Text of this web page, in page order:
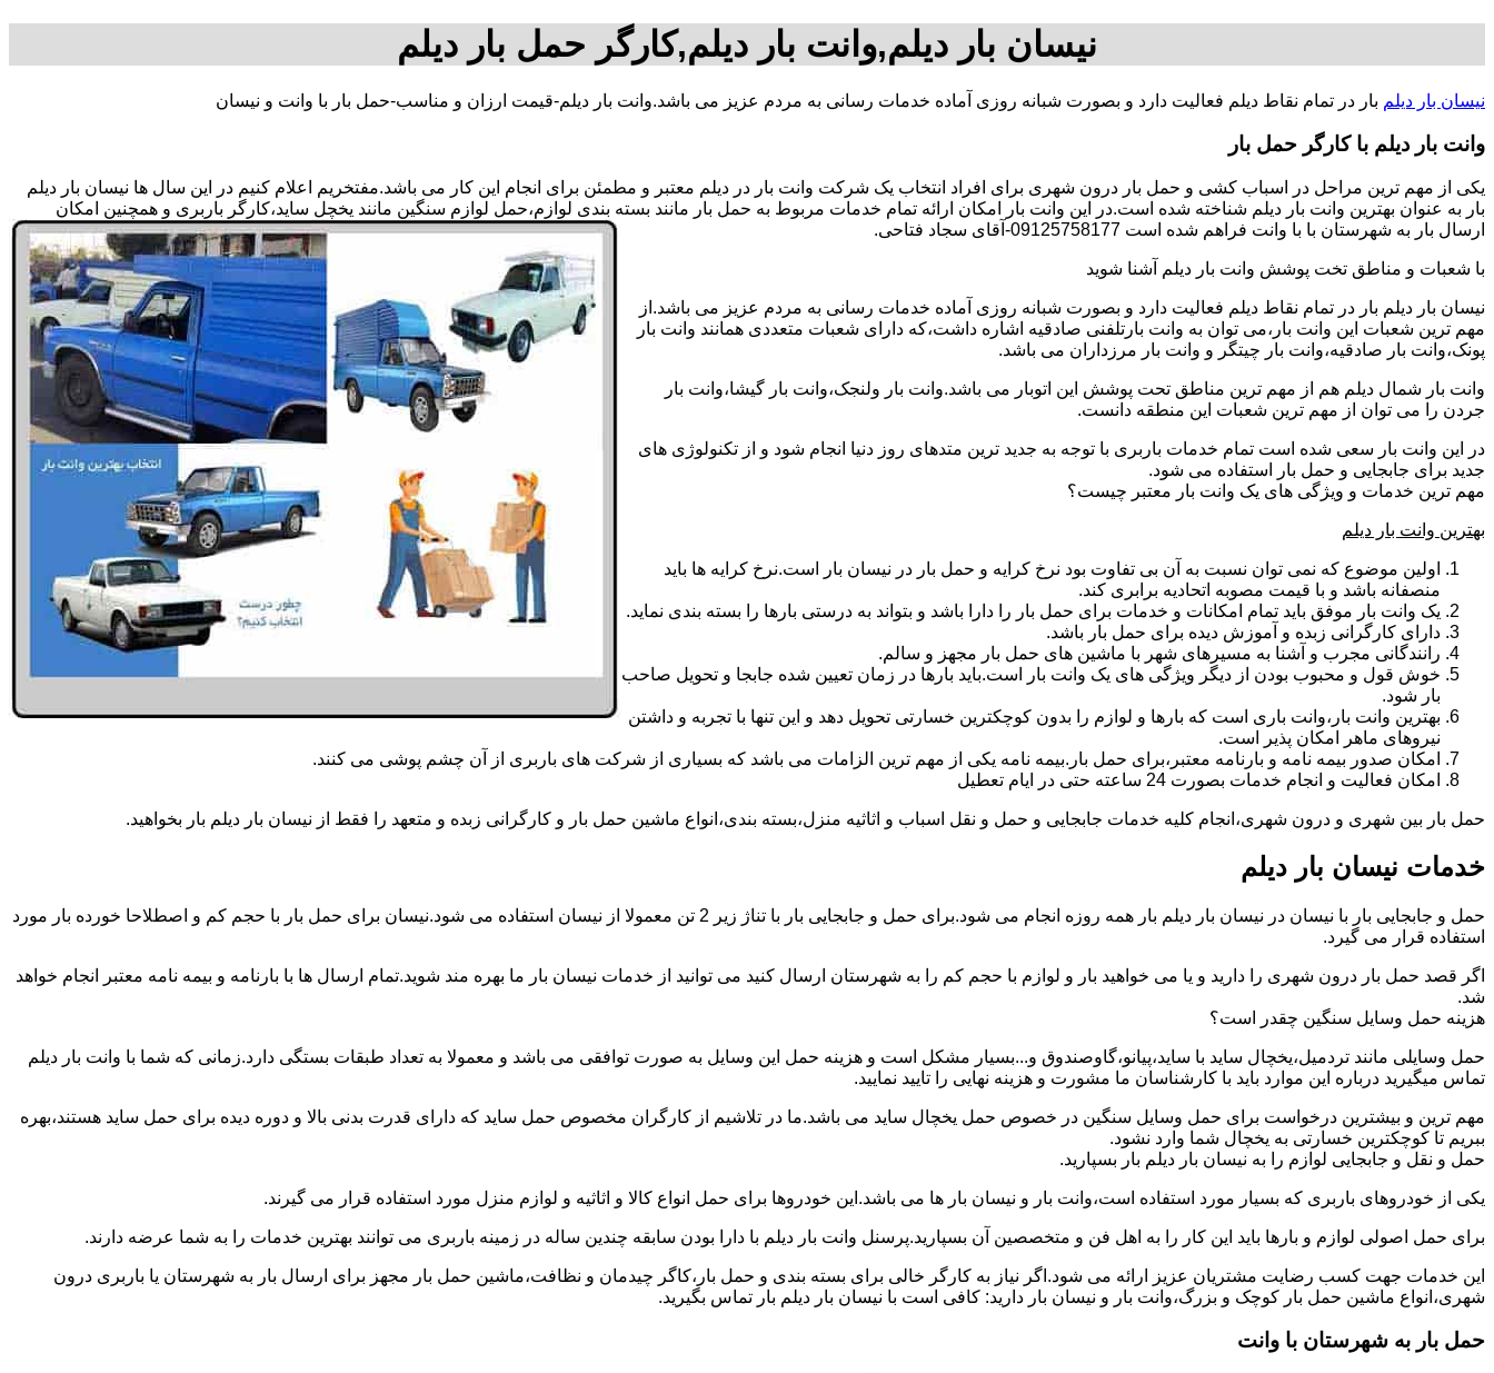
نیسان بار دیلم,وانت بار دیلم,کارگر حمل بار دیلم
نیسان بار دیلم بار در تمام نقاط دیلم فعالیت دارد و بصورت شبانه روزی آماده خدمات رسانی به مردم عزیز می باشد.وانت بار دیلم-قیمت ارزان و مناسب-حمل بار با وانت و نیسان
وانت بار دیلم با کارگر حمل بار
یکی از مهم ترین مراحل در اسباب کشی و حمل بار درون شهری برای افراد انتخاب یک شرکت وانت بار در دیلم معتبر و مطمئن برای انجام این کار می باشد.مفتخریم اعلام کنیم در این سال ها نیسان بار دیلم
بار به عنوان بهترین وانت بار دیلم شناخته شده است.در این وانت بار امکان ارائه تمام خدمات مربوط به حمل بار مانند بسته بندی لوازم،حمل لوازم سنگین مانند یخچل ساید،کارگر باربری و همچنین امکان
ارسال بار به شهرستان با با وانت فراهم شده است 09125758177-آقای سجاد فتاحی.
با شعبات و مناطق تخت پوشش وانت بار دیلم آشنا شوید
نیسان بار دیلم بار در تمام نقاط دیلم فعالیت دارد و بصورت شبانه روزی آماده خدمات رسانی به مردم عزیز می باشد.از
مهم ترین شعبات این وانت بار،می توان به وانت بارتلفنی صادقیه اشاره داشت،که دارای شعبات متعددی همانند وانت بار
پونک،وانت بار صادقیه،وانت بار چیتگر و وانت بار مرزداران می باشد.
وانت بار شمال دیلم هم از مهم ترین مناطق تحت پوشش این اتوبار می باشد.وانت بار ولنجک،وانت بار گیشا،وانت بار
جردن را می توان از مهم ترین شعبات این منطقه دانست.
در این وانت بار سعی شده است تمام خدمات باربری با توجه به جدید ترین متدهای روز دنیا انجام شود و از تکنولوژی های
جدید برای جابجایی و حمل بار استفاده می شود.
مهم ترین خدمات و ویژگی های یک وانت بار معتبر چیست؟
بهترین وانت بار دیلم
اولین موضوع که نمی توان نسبت به آن بی تفاوت بود نرخ کرایه و حمل بار در نیسان بار است.نرخ کرایه ها باید
منصفانه باشد و با قیمت مصوبه اتحادیه برابری کند.
یک وانت بار موفق باید تمام امکانات و خدمات برای حمل بار را دارا باشد و بتواند به درستی بارها را بسته بندی نماید.
دارای کارگرانی زبده و آموزش دیده برای حمل بار باشد.
رانندگانی مجرب و آشنا به مسیرهای شهر با ماشین های حمل بار مجهز و سالم.
خوش قول و محبوب بودن از دیگر ویژگی های یک وانت بار است.باید بارها در زمان تعیین شده جابجا و تحویل صاحب
بار شود.
بهترین وانت بار،وانت باری است که بارها و لوازم را بدون کوچکترین خسارتی تحویل دهد و این تنها با تجربه و داشتن
نیروهای ماهر امکان پذیر است.
امکان صدور بیمه نامه و بارنامه معتبر،برای حمل بار.بیمه نامه یکی از مهم ترین الزامات می باشد که بسیاری از شرکت های باربری از آن چشم پوشی می کنند.
امکان فعالیت و انجام خدمات بصورت 24 ساعته حتی در ایام تعطیل
حمل بار بین شهری و درون شهری،انجام کلیه خدمات جابجایی و حمل و نقل اسباب و اثاثیه منزل،بسته بندی،انواع ماشین حمل بار و کارگرانی زبده و متعهد را فقط از نیسان بار دیلم بار بخواهید.
خدمات نیسان بار دیلم
حمل و جابجایی بار با نیسان در نیسان بار دیلم بار همه روزه انجام می شود.برای حمل و جابجایی بار با تناژ زیر 2 تن معمولا از نیسان استفاده می شود.نیسان برای حمل بار با حجم کم و اصطلاحا خورده بار مورد
استفاده قرار می گیرد.
اگر قصد حمل بار درون شهری را دارید و یا می خواهید بار و لوازم با حجم کم را به شهرستان ارسال کنید می توانید از خدمات نیسان بار ما بهره مند شوید.تمام ارسال ها با بارنامه و بیمه نامه معتبر انجام خواهد
شد.
هزینه حمل وسایل سنگین چقدر است؟
حمل وسایلی مانند تردمیل،یخچال ساید با ساید،پیانو،گاوصندوق و...بسیار مشکل است و هزینه حمل این وسایل به صورت توافقی می باشد و معمولا به تعداد طبقات بستگی دارد.زمانی که شما با وانت بار دیلم
تماس میگیرید درباره این موارد باید با کارشناسان ما مشورت و هزینه نهایی را تایید نمایید.
مهم ترین و بیشترین درخواست برای حمل وسایل سنگین در خصوص حمل یخچال ساید می باشد.ما در تلاشیم از کارگران مخصوص حمل ساید که دارای قدرت بدنی بالا و دوره دیده برای حمل ساید هستند،بهره
ببریم تا کوچکترین خسارتی به یخچال شما وارد نشود.
حمل و نقل و جابجایی لوازم را به نیسان بار دیلم بار بسپارید.
یکی از خودروهای باربری که بسیار مورد استفاده است،وانت بار و نیسان بار ها می باشد.این خودروها برای حمل انواع کالا و اثاثیه و لوازم منزل مورد استفاده قرار می گیرند.
برای حمل اصولی لوازم و بارها باید این کار را به اهل فن و متخصصین آن بسپارید.پرسنل وانت بار دیلم با دارا بودن سابقه چندین ساله در زمینه باربری می توانند بهترین خدمات را به شما عرضه دارند.
این خدمات جهت کسب رضایت مشتریان عزیز ارائه می شود.اگر نیاز به کارگر خالی برای بسته بندی و حمل بار،کاگر چیدمان و نظافت،ماشین حمل بار مجهز برای ارسال بار به شهرستان یا باربری درون
شهری،انواع ماشین حمل بار کوچک و بزرگ،وانت بار و نیسان بار دارید: کافی است با نیسان بار دیلم بار تماس بگیرید.
حمل بار به شهرستان با وانت